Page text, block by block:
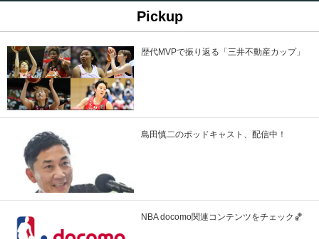
Pickup
歴代MVPで振り返る「三井不動産カップ」
島田慎二のポッドキャスト、配信中！
NBA docomo関連コンテンツをチェック🏀